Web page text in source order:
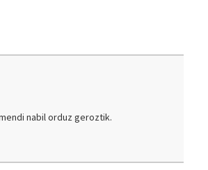
nabil orduz geroztik.